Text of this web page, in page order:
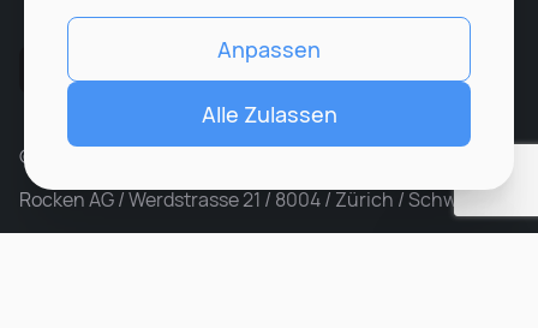
© ROCKEN 2026. All rights reserved
Rocken AG / Werdstrasse 21 / 8004 / Zürich / Schweiz
Anpassen
Alle Zulassen